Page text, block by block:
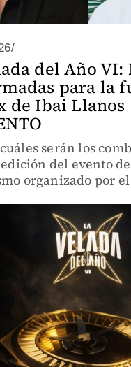
del Año VI:
para la
de Ibai Llanos
serán los
del evento de
organizado por